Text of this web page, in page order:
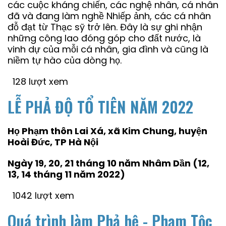
các cuộc kháng chiến, các nghệ nhân, cá nhân
đã và đang làm nghề Nhiếp ảnh, các cá nhân
đỗ đạt từ Thạc sỹ trở lên. Đây là sự ghi nhận
những công lao đóng góp cho đất nước, là
vinh dự của mỗi cá nhân, gia đình và cũng là
niềm tự hào của dòng họ.
128 lượt xem
LỄ PHẢ ĐỘ TỔ TIÊN NĂM 2022
Họ Phạm thôn Lai Xá, xã Kim Chung, huyện
Hoài Đức, TP Hà Nội
Ngày 19, 20, 21 tháng 10 năm Nhâm Dần (12,
13, 14 tháng 11 năm 2022)
1042 lượt xem
Quá trình làm Phả hệ - Phạm Tộc